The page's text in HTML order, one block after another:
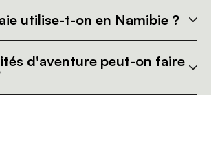
utilise-t-on en Namibie ?
d'aventure peut-on faire